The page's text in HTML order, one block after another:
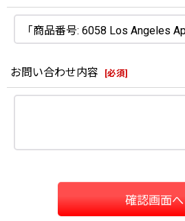
お問い合わせ内容 [必須]
確認画面へ